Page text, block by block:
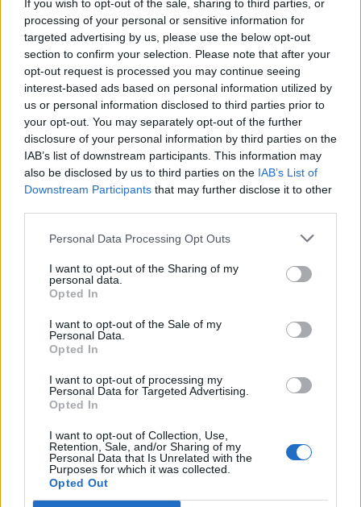
If you wish to opt-out of the sale, sharing to third parties, or
processing of your personal or sensitive information for
targeted advertising by us, please use the below opt-out
section to confirm your selection. Please note that after your
opt-out request is processed you may continue seeing
interest-based ads based on personal information utilized by
us or personal information disclosed to third parties prior to
your opt-out. You may separately opt-out of the further
disclosure of your personal information by third parties on the
IAB’s list of downstream participants. This information may
also be disclosed by us to third parties on the IAB’s List of
Downstream Participants that may further disclose it to other
Personal Data Processing Opt Outs
I want to opt-out of the Sharing of my
personal data.
Opted In
I want to opt-out of the Sale of my
Personal Data.
Opted In
I want to opt-out of processing my
Personal Data for Targeted Advertising.
Opted In
I want to opt-out of Collection, Use,
Retention, Sale, and/or Sharing of my
Personal Data that Is Unrelated with the
Purposes for which it was collected.
Opted Out
Si vous préférez les pièces de théâtre, sachez que le
site Opsis TV propose l’accès à plus de 600 pièces
de théâtre et comédie gratuitement pendant 1 mois.
L’offre est indiquée sur une publicationde leur page
Facebook. En streaming et en illimité, il vous faudra
tout de même créer un compte mais sachez que
chaque jour,un nouveau spectacle est mis en ligne
et accessible gratuitement sans création de
compte.
Le 7
art non plus n’est pas en reste avecle site
de grands classiques du cinéma. Le site n’est pas très
véloce, et la recherche n’est pas très intuitive, mais
c’est une mine d’or pour les amoureux du petit et
grand écran. Les chaînes de télévision aussi font un
geste pour leurs abonnés. Canal+, Orange, Free, et
quelques autres proposent des chaînes
Vous pouvez ainsi varier les émissions de télévision
pour combler l’ennui.
Et pour varier les plaisirs, n’oubliez pas d’aller faire un
tour au musée… avec lesnombreuses visites
virtuelles disponibles en ligne. Des vidéos et
expériences virtuelles originales pour les grands et